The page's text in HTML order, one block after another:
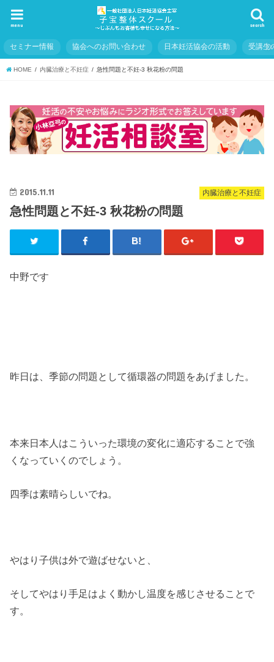
search
menu
セミナー情報 協会へのお問い合わせ 日本妊活協会の活動 受講生
HOME 内臓治療と不妊症 急性問題と不妊-3 秋花粉の問題
内臓治療と不妊症
2015.11.11
急性問題と不妊-3 秋花粉の問題
中野です
昨日は、季節の問題として循環器の問題をあげました。
本来日本人はこういった環境の変化に適応することで強
くなっていくのでしょう。
四季は素晴らしいでね。
やはり子供は外で遊ばせないと、
そしてやはり手足はよく動かし温度を感じさせることで
す。